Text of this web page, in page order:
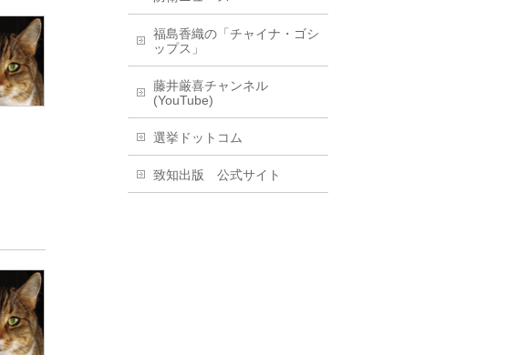
福島香織の「チャイナ・ゴシ
ップス」
藤井厳喜チャンネル
(YouTube)
選挙ドットコム
致知出版 公式サイト